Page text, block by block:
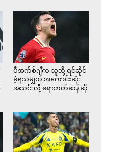
ပီအက်စ်ဂျီက သူတို့ ရင်ဆိုင်
ခဲ့ရသမျှထဲ အကောင်းဆုံး
အသင်းလို့ ရောဘတ်ဆန် ဆို